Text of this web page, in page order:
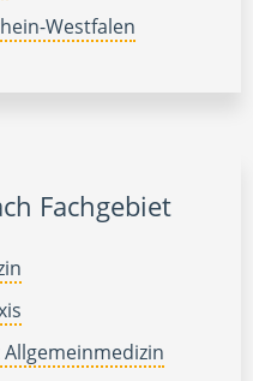
Westfalen
Fachgebiet